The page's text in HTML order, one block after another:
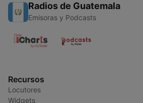
Radios de Guatemala
Emisoras y Podcasts
Recursos
Locutores
Widgets